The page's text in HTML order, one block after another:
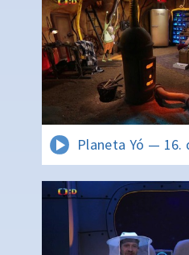
Planeta Yó — 16.